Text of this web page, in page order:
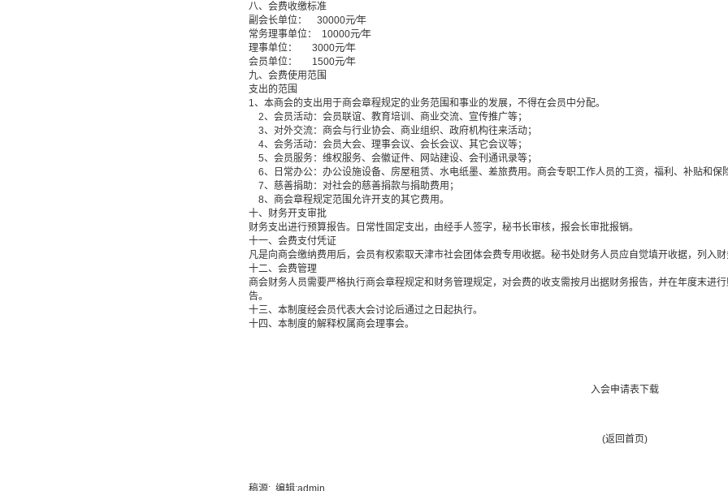
八、会费收缴标准
副会长单位： 30000元∕年
常务理事单位： 10000元∕年
理事单位： 3000元∕年
会员单位： 1500元∕年
九、会费使用范围
支出的范围
1、本商会的支出用于商会章程规定的业务范围和事业的发展，不得在会员中分配。
2、会员活动：会员联谊、教育培训、商业交流、宣传推广等；
3、对外交流：商会与行业协会、商业组织、政府机构往来活动；
4、会务活动：会员大会、理事会议、会长会议、其它会议等；
5、会员服务：维权服务、会徽证件、网站建设、会刊通讯录等；
6、日常办公：办公设施设备、房屋租赁、水电纸墨、差旅费用。商会专职工作人员的工资，福利、补贴和保
7、慈善捐助：对社会的慈善捐款与捐助费用；
8、商会章程规定范围允许开支的其它费用。
十、财务开支审批
财务支出进行预算报告。日常性固定支出，由经手人签字，秘书长审核，报会长审批报销。
十一、会费支付凭证
凡是向商会缴纳费用后，会员有权索取天津市社会团体会费专用收据。秘书处财务人员应自觉填开收据，列入财
十二、会费管理
商会财务人员需要严格执行商会章程规定和财务管理规定，对会费的收支需按月出据财务报告，并在年度末进
告。
十三、本制度经会员代表大会讨论后通过之日起执行。
十四、本制度的解释权属商会理事会。
入会申请表下载
(返回首页)
稿源: 编辑:admin